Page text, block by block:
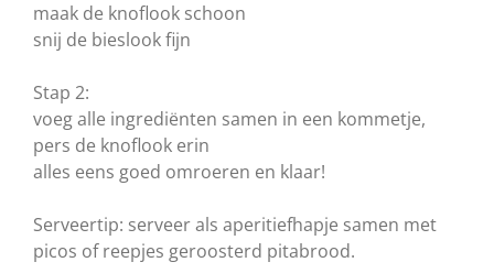
maak de knoflook schoon
snij de bieslook fijn
Stap 2:
voeg alle ingrediënten samen in een kommetje,
pers de knoflook erin
alles eens goed omroeren en klaar!
Serveertip: serveer als aperitiefhapje samen met
picos of reepjes geroosterd pitabrood.